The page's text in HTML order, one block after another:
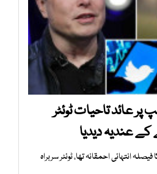
عائد تاحیات ٹوئٹر
کے عندیہ دیدیا
انتہائی احمقانہ تھا، ٹوئٹر سربراہ